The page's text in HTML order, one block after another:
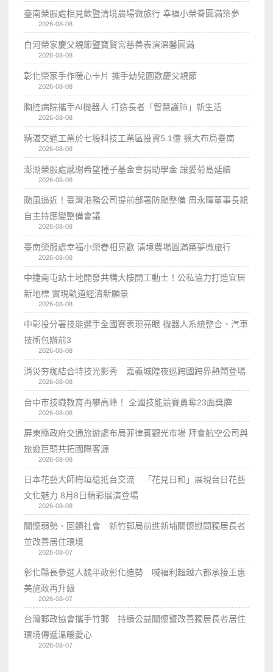
臺南榮服處相見歡暨清境農場微旅行 幸福小榮眷圓滿築夢
2026-08-08
白河榮家慶父親節暨寶賢宮慈善表演溫馨圓滿
2026-08-08
彰化榮家手作暖心卡片 攜手幼兒園歡慶父親節
2026-08-08
胸腔病院攜手AI機器人 打造長者「智慧護肺」新生活
2026-08-08
精湛交通工業於七股科技工業區投資5.1億 擴大布局臺南
2026-08-08
澎湖榮服處感謝希望種子基金會捐助學金 讓愛菊島延續
2026-08-08
颱風逼近！臺灣港務公司提前部署防颱整備 周永暉董事長親
自主持應變整備會議
2026-08-08
臺南榮服處幸福小榮眷相見歡 清境農場圓滿築夢微旅行
2026-08-08
中捷南屯站土地開發共構大樓開工動土！公私協力打造宜居
新地標 實現軌道經濟新願景
2026-08-08
中彰投分署技能選手全國賽表現亮眼 機器人系統整合、汽車
技術包辦前3
2026-08-08
消災夯枷結合特技光影秀 嘉義城隍夜巡跨國跨界熱鬧登場
2026-08-08
台中市技職教育再攀高峰！ 全國技能競賽勇奪23面獎牌
2026-08-08
屏東縣政府交通旅遊處布局菲律賓觀光市場 拜會航空公司與
旅遊巨頭共拓國際客源
2026-08-08
日本花藝大師梅垣稔抵台交流 「花見日和」展現台日花藝
文化魅力 8月8日精彩展演登場
2026-08-08
關懷弱勢、回饋社會 新竹郵局前進新埔關懷慰問獨居長者
並改善居住環境
2026-08-07
彰化縣長參選人魏平政彰化造勢 喊福利超越六都承接王惠
美施政再升級
2026-08-07
台灣郵政協會攜手竹郵 持續公益關懷暨改善獨居長者居住
環境傳遞溫暖愛心
2026-08-07